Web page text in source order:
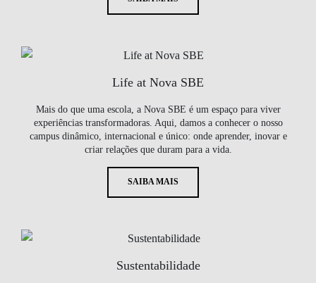
Life at Nova SBE
Mais do que uma escola, a Nova SBE é um espaço para viver
experiências transformadoras. Aqui, damos a conhecer o nosso
campus dinâmico, internacional e único: onde aprender, inovar e
criar relações que duram para a vida.
SAIBA MAIS
Sustentabilidade